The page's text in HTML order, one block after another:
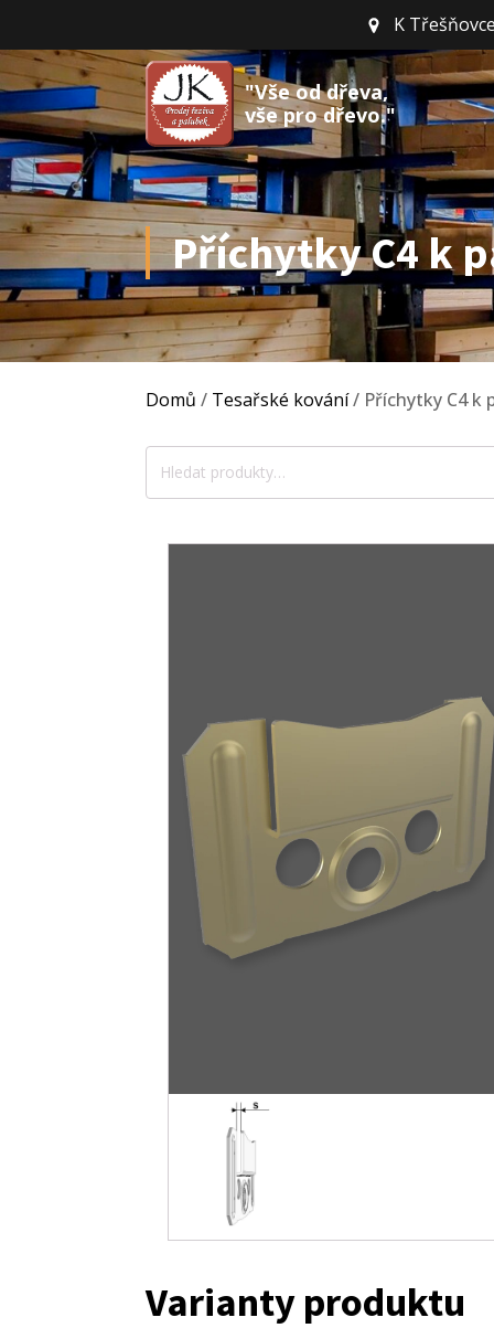
K
"Vše od dřeva,
vše pro dřevo."
Příchytky C4 k
Domů / Tesařské kování/ Příchytky C4 k
Hledat:
Varianty produktu